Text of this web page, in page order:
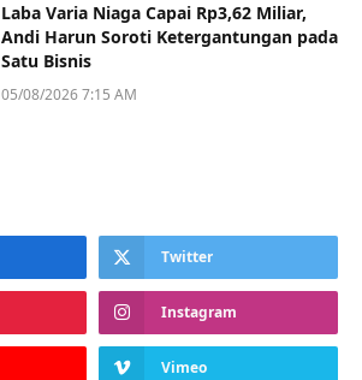
Laba Varia Niaga Capai Rp3,62 Miliar,
Andi Harun Soroti Ketergantungan pada
Satu Bisnis
05/08/2026 7:15 AM
Twitter
Instagram
Vimeo